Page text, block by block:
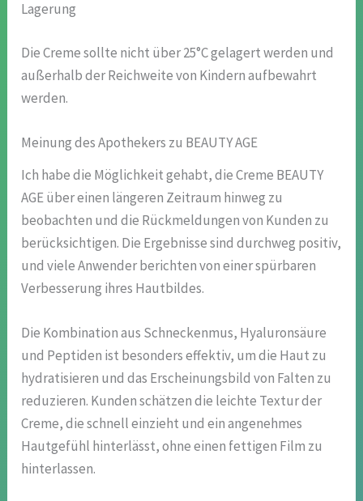
Lagerung
Die Creme sollte nicht über 25°C gelagert werden und
außerhalb der Reichweite von Kindern aufbewahrt
werden.
Meinung des Apothekers zu BEAUTY AGE
Ich habe die Möglichkeit gehabt, die Creme BEAUTY
AGE über einen längeren Zeitraum hinweg zu
beobachten und die Rückmeldungen von Kunden zu
berücksichtigen. Die Ergebnisse sind durchweg positiv,
und viele Anwender berichten von einer spürbaren
Verbesserung ihres Hautbildes.
Die Kombination aus Schneckenmus, Hyaluronsäure
und Peptiden ist besonders effektiv, um die Haut zu
hydratisieren und das Erscheinungsbild von Falten zu
reduzieren. Kunden schätzen die leichte Textur der
Creme, die schnell einzieht und ein angenehmes
Hautgefühl hinterlässt, ohne einen fettigen Film zu
hinterlassen.